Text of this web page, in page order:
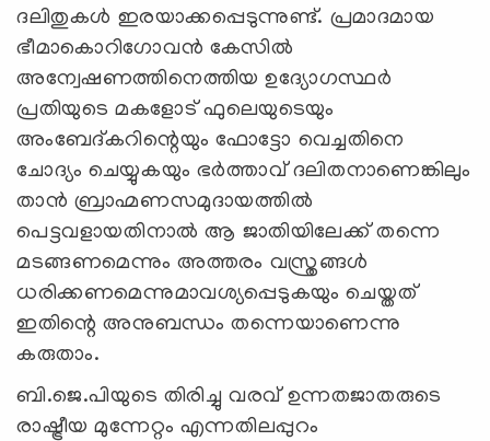
ദലിതുകള്‍ ഇരയാക്കപ്പെടുന്നുണ്ട്. പ്രമാദമായ
ഭീമാകൊറിഗോവന്‍ കേസില്‍
അന്വേഷണത്തിനെത്തിയ ഉദ്യോഗസ്ഥര്‍
പ്രതിയുടെ മകളോട് ഫുലെയുടെയും
അംബേദ്കറിന്റെയും ഫോട്ടോ വെച്ചതിനെ
ചോദ്യം ചെയ്യുകയും ഭര്‍ത്താവ് ദലിതനാണെങ്കിലും
താന്‍ ബ്രാഹ്മണസമുദായത്തില്‍
പെട്ടവളായതിനാല്‍ ആ ജാതിയിലേക്ക് തന്നെ
മടങ്ങണമെന്നും അത്തരം വസ്ത്രങ്ങള്‍
ധരിക്കണമെന്നുമാവശ്യപ്പെടുകയും ചെയ്തത്
ഇതിന്റെ അനുബന്ധം തന്നെയാണെന്നു
കരുതാം.
ബി.ജെ.പിയുടെ തിരിച്ചു വരവ് ഉന്നതജാതരുടെ
രാഷ്ട്രീയ മുന്നേറ്റം എന്നതിലപ്പുറം